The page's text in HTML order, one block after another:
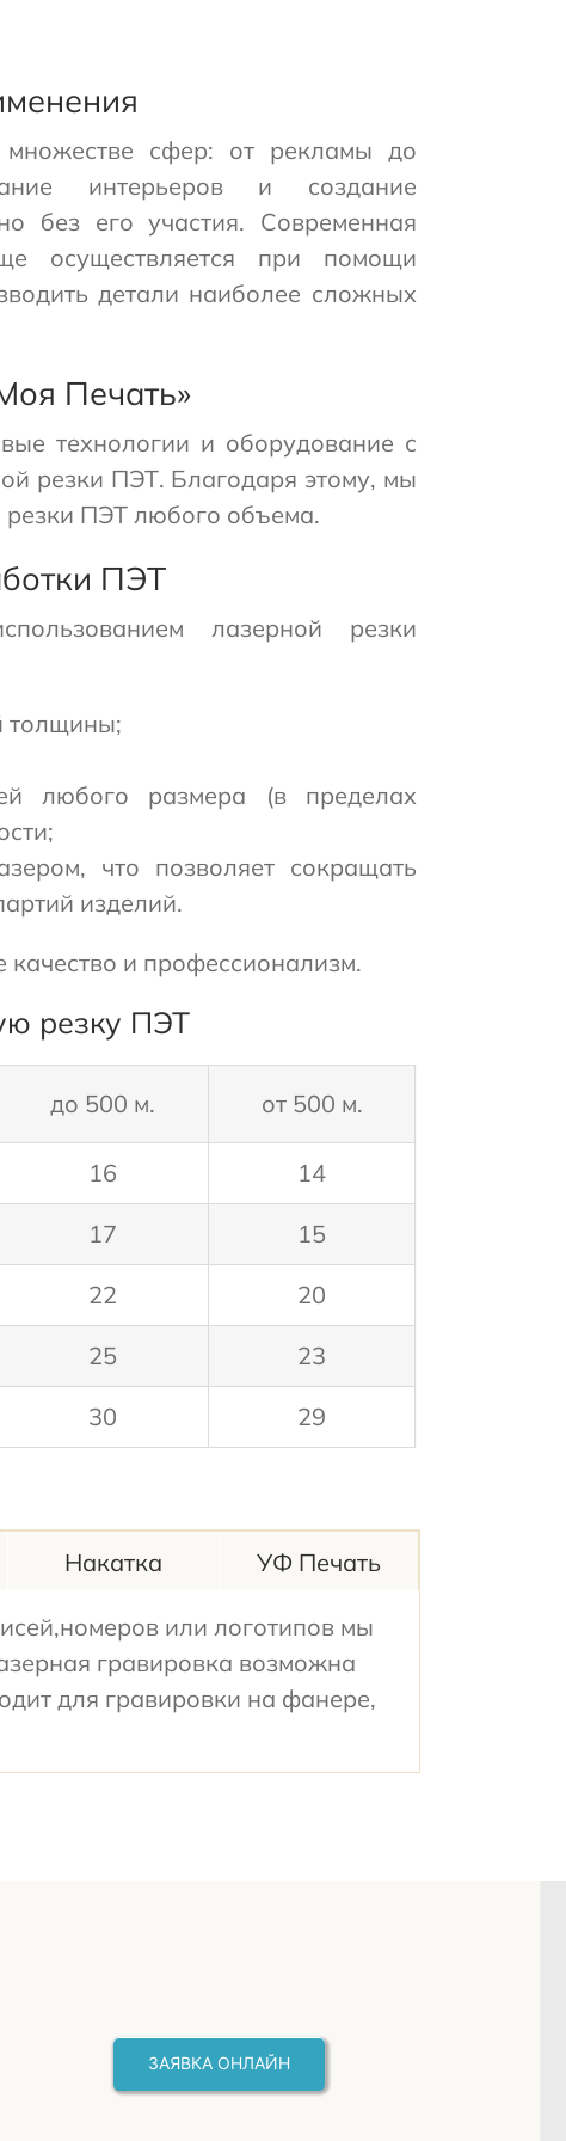
множестве сфер: от рекламы до
интерьеров и создание
без его участия. Современная
осуществляется при помощи
детали наиболее сложных
Печать»
технологии и оборудование с
резки ПЭТ. Благодаря этому, мы
ПЭТ любого объема.
ПЭТ
лазерной резки
толщины;
любого размера (в пределах
что позволяет сокращать
изделий.
и профессионализм.
резку ПЭТ
до 500 м. от 500 м.
16 14
17 15
22 20
25 23
30 29
Накатка УФ Печать
или логотипов мы
гравировка возможна
для гравировки на фанере,
ЗАЯВКА ОНЛАЙН